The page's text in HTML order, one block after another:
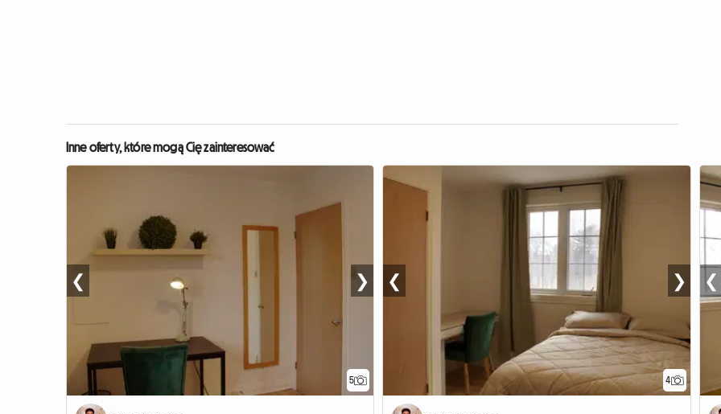
Inne oferty, które mogą Cię zainteresować
5
❮ ❯
4
❮ ❯ ❮